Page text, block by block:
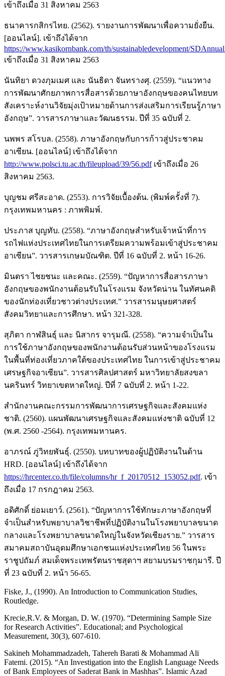
เข้าถึงเมื่อ 31 สิงหาคม 2563
ธนาคารกสิกรไทย. (2562). รายงานการพัฒนาเพื่อความยั่งยืน.
[ออนไลน์]. เข้าถึงได้จาก
https://www.kasikornbank.com/th/sustainabledevelopment/
เข้าถึงเมื่อ 31 สิงหาคม 2563
นันทิยา ดวงภุมเมศ และ นันธิดา จันทรางศุ. (2559). “แนวทาง
การพัฒนาศักยภาพการสื่อสารด้วยภาษาอังกฤษของคนไทยบท
สังเคราะห์งานวิจัยมุ่งเป้าหมายด้านการส่งเสริมการเรียนรู้ภาษา
อังกฤษ”. วารสารภาษาและวัฒนธรรม. ปีที่ 35 ฉบับที่ 2.
นพพร สโรบล. (2558). ภาษาอังกฤษกับการก้าวสู่ประชาคม
อาเซียน. [ออนไลน์] เข้าถึงได้จาก
http://www.polsci.tu.ac.th/fileupload/39/56.pdfเข้าถึงเมื่อ 26
สิงหาคม 2563.
บุญชม ศรีสะอาด. (2553). การวิจัยเบื้องต้น. (พิมพ์ครั้งที่ 7).
กรุงเทพมหานคร : ภาพพิมพ์.
ประภาส บุญทับ. (2558). “ภาษาอังกฤษสำหรับเจ้าหน้าที่การ
รถไฟแห่งประเทศไทยในการเตรียมความพร้อมเข้าสู่ประชาคม
อาเซียน”. วารสารเกษมบัณฑิต. ปีที่ 16 ฉบับที่ 2. หน้า 16-26.
มินตรา ไชยชนะ และคณะ. (2559). “ปัญหาการสื่อสารภาษา
อังกฤษของพนักงานต้อนรับในโรงแรม จังหวัดน่าน ในทัศนคติ
ของนักท่องเที่ยวชาวต่างประเทศ.” วารสารมนุษยศาสตร์
สังคมวิทยาและการศึกษา. หน้า 321-328.
สุภิตา กาฬสินธุ์ และ นิสากร จารุมณี. (2558). “ความจำเป็นใน
การใช้ภาษาอังกฤษของพนักงานต้อนรับส่วนหน้าของโรงแรม
ในพื้นที่ท่องเที่ยวภาคใต้ของประเทศไทย ในการเข้าสู่ประชาคม
เศรษฐกิจอาเซียน”. วารสารศิลปศาสตร์ มหาวิทยาลัยสงขลา
นครินทร์ วิทยาเขตหาดใหญ่. ปีที่ 7 ฉบับที่ 2. หน้า 1-22.
สำนักงานคณะกรรมการพัฒนาการเศรษฐกิจและสังคมแห่ง
ชาติ. (2560). แผนพัฒนาเศรษฐกิจและสังคมแห่งชาติ ฉบับที่ 12
(พ.ศ. 2560 -2564). กรุงเทพมหานคร.
อาภรณ์ ภู่วิทยพันธุ์. (2550). บทบาทของผู้ปฏิบัติงานในด้าน
HRD. [ออนไลน์] เข้าถึงได้จาก
https://hrcenter.co.th/file/columns/hr_f_20170512_153052.pdf. เข้า
ถึงเมื่อ 17 กรกฎาคม 2563.
อดิศักดิ์ ย่อมเยาว์. (2561). “ปัญหาการใช้ทักษะภาษาอังกฤษที่
จำเป็นสำหรับพยาบาลวิชาชีพที่ปฏิบัติงานในโรงพยาบาลขนาด
กลางและโรงพยาบาลขนาดใหญ่ในจังหวัดเชียงราย.” วารสาร
สมาคมสถาบันอุดมศึกษาเอกชนแห่งประเทศไทย 56 ในพระ
ราชูปถัมภ์ สมเด็จพระเทพรัตนราชสุดาฯ สยามบรมราชกุมารี. ปี
ที่ 23 ฉบับที่ 2. หน้า 56-65.
Fiske, J., (1990). An Introduction to Communication Studies,
Routledge.
Krecie,R.V. & Morgan, D. W. (1970). “Determining Sample Size
for Research Activities”. Educational; and Psychological
Measurement, 30(3), 607-610.
Sakineh Mohammadzadeh, Tahereh Barati & Mohammad Ali
Fatemi. (2015). “An Investigation into the English Language Needs
of Bank Employees of Saderat Bank in Mashhas”. Islamic Azad